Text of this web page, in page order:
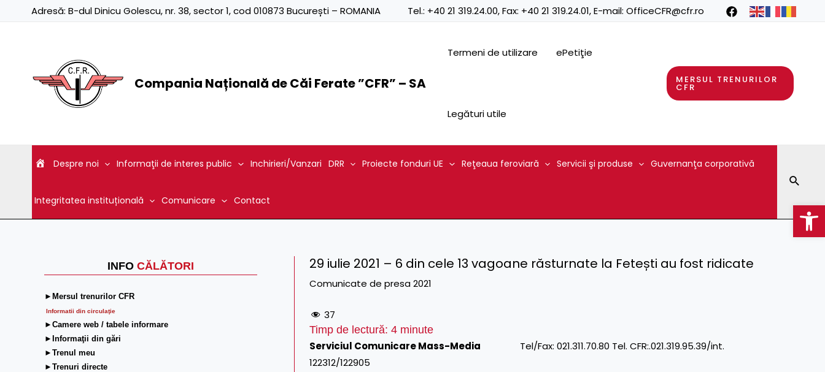
Adresă: B-dul Dinicu Golescu, nr. 38, sector 1, cod 010873 București – ROMANIA Tel.: +40 21 319.24.00, Fax: +40 21 319.24.01, E-mail: OfficeCFR@cfr.ro
Compania Națională de Căi Ferate ”CFR” – SA
Termeni de utilizare ePetiţie
Legături utile
MERSUL TRENURILOR
CFR
Despre noi Informaţii de interes public Inchirieri/Vanzari DRR Proiecte fonduri UE Reţeaua feroviară Servicii şi produse Guvernanţa corporativă
Integritatea instituțională Comunicare Contact
INFO CĂLĂTORI
►Mersul trenurilor CFR
Informatii din circulaţie
►Camere web / tabele informare
►Informaţii din gări
►Trenul meu
►Trenuri directe
29 iulie 2021 – 6 din cele 13 vagoane răsturnate la Fetești au fost ridicate
Comunicate de presa 2021
37
Timp de lectură: 4 minute
Serviciul Comunicare Mass-Media Tel/Fax: 021.311.70.80 Tel. CFR:.021.319.95.39/int.
122312/122905